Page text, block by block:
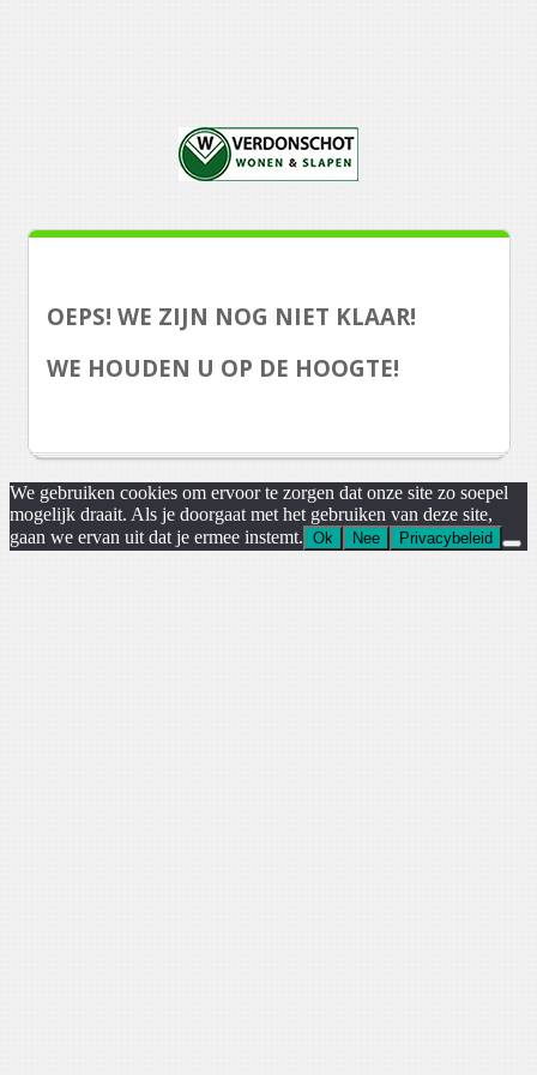
OEPS! WE ZIJN NOG NIET KLAAR!
WE HOUDEN U OP DE HOOGTE!
We gebruiken cookies om ervoor te zorgen dat onze site zo soepel
mogelijk draait. Als je doorgaat met het gebruiken van deze site,
gaan we ervan uit dat je ermee instemt. Ok Nee Privacybeleid